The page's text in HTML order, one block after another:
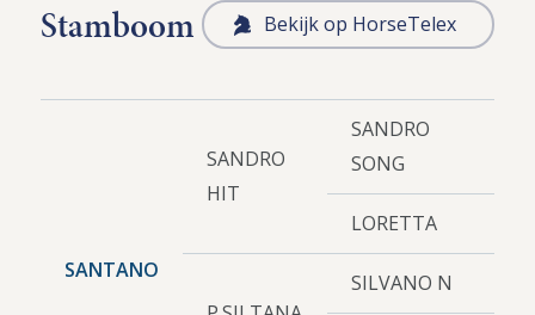
Stamboom Bekijk op HorseTelex
SANTANO
SANDRO
HIT
SANDRO
SONG
LORETTA
SILVANO N